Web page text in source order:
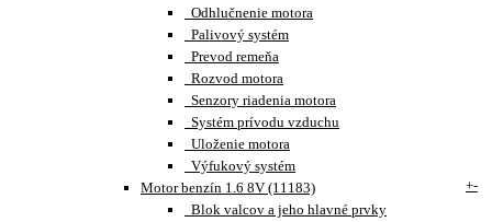
Odhlučnenie motora
Palivový systém
Prevod remeňa
Rozvod motora
Senzory riadenia motora
Systém prívodu vzduchu
Uloženie motora
Výfukový systém
Motor benzín 1.6 8V (11183)
+-
Blok valcov a jeho hlavné prvky